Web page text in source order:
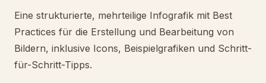
Prompts
Preise
Eine strukturierte, mehrteilige Infografik mit Best
Practices für die Erstellung und Bearbeitung von
Bildern, inklusive Icons, Beispielgrafiken und Schritt-
für-Schritt-Tipps.